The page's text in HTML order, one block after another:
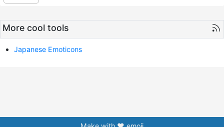
More cool tools
Japanese Emoticons